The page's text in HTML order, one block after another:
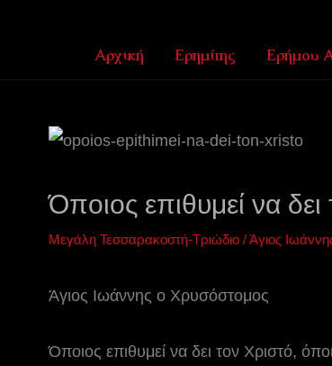
Αρχική Ερημίτης Ερήμου
Όποιος επιθυμεί να δει
Μεγάλη Τεσσαρακοστή-Τριώδιο/Άγιος
Άγιος Ιωάννης ο Χρυσόστομος
Όποιος επιθυμεί να δει τον Χριστό,